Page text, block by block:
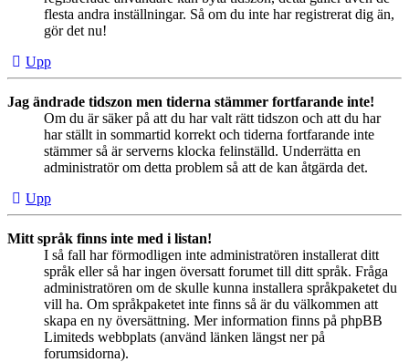
flesta andra inställningar. Så om du inte har registrerat dig än,
gör det nu!
Upp
Jag ändrade tidszon men tiderna stämmer fortfarande inte!
Om du är säker på att du har valt rätt tidszon och att du har
har ställt in sommartid korrekt och tiderna fortfarande inte
stämmer så är serverns klocka felinställd. Underrätta en
administratör om detta problem så att de kan åtgärda det.
Upp
Mitt språk finns inte med i listan!
I så fall har förmodligen inte administratören installerat ditt
språk eller så har ingen översatt forumet till ditt språk. Fråga
administratören om de skulle kunna installera språkpaketet du
vill ha. Om språkpaketet inte finns så är du välkommen att
skapa en ny översättning. Mer information finns på phpBB
Limiteds webbplats (använd länken längst ner på
forumsidorna).